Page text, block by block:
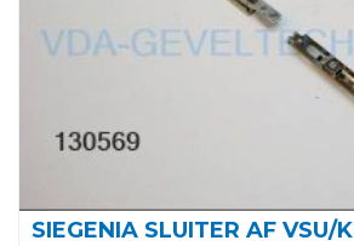
SIEGENIA SLUITER AF VSU/K